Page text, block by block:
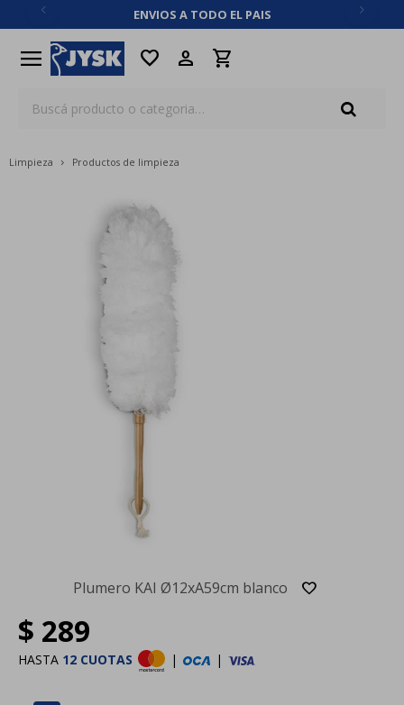
ENVIOS A TODO EL PAIS
menu favorite
Limpieza Productos de limpieza
Plumero KAI Ø12xA59cm blanco
$ 289
HASTA 12 CUOTAS | |
close